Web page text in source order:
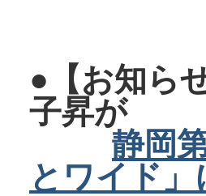
●【お知ら
子昇が
静岡
とワイド